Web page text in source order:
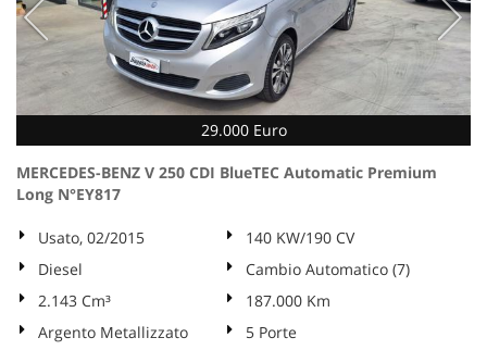
29.000 Euro
MERCEDES-BENZ V 250 CDI BlueTEC Automatic Premium
Long N°EY817
Usato, 02/2015
140 KW/190 CV
Diesel
Cambio Automatico (7)
2.143 Cm³
187.000 Km
Argento Metallizzato
5 Porte